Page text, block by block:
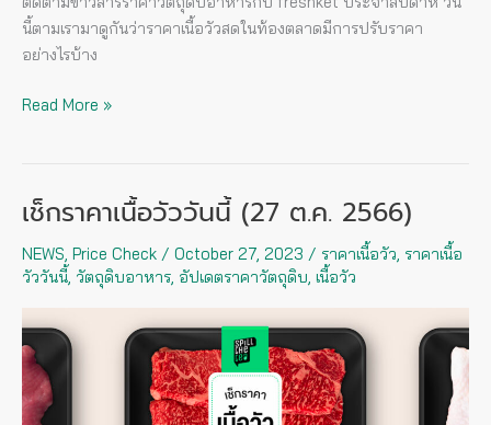
นี้ตามเรามาดูกันว่าราคาเนื้อวัวสดในท้องตลาดมีการปรับราคา
อย่างไรบ้าง
Read More »
เช็กราคาเนื้อวัววันนี้ (27 ต.ค. 2566)
NEWS, Price Check / October 27, 2023 / ราคาเนื้อวัว, ราคาเนื้อ
วัววันนี้, วัตถุดิบอาหาร, อัปเดตราคาวัตถุดิบ, เนื้อวัว
เช็
คา
เนื้อ
วัว
วัน
นี้
(27
ต.ค.